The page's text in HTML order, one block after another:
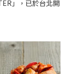
」，已於台北開